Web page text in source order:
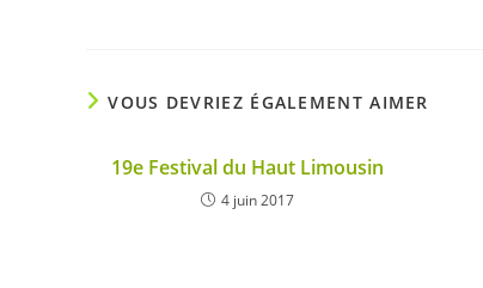
VOUS DEVRIEZ ÉGALEMENT AIMER
19e Festival du Haut Limousin
4 juin 2017